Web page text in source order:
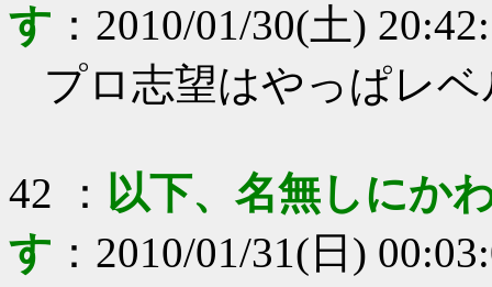
す ： 2010/01/30(土)
プロ志望はやっぱレ
42 ： 以下、名無しにか
す ： 2010/01/31(日)